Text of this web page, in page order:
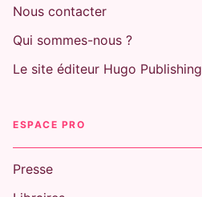
Nous contacter
Qui sommes-nous ?
Le site éditeur Hugo Publishing
ESPACE PRO
Presse